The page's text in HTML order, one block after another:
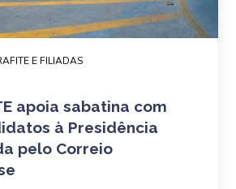
E FILIADAS
apoia sabatina com
à Presidência
pelo Correio